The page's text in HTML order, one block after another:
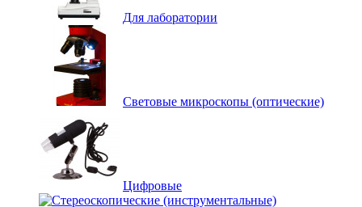
Для лаборатории
Световые микроскопы (оптические)
Цифровые